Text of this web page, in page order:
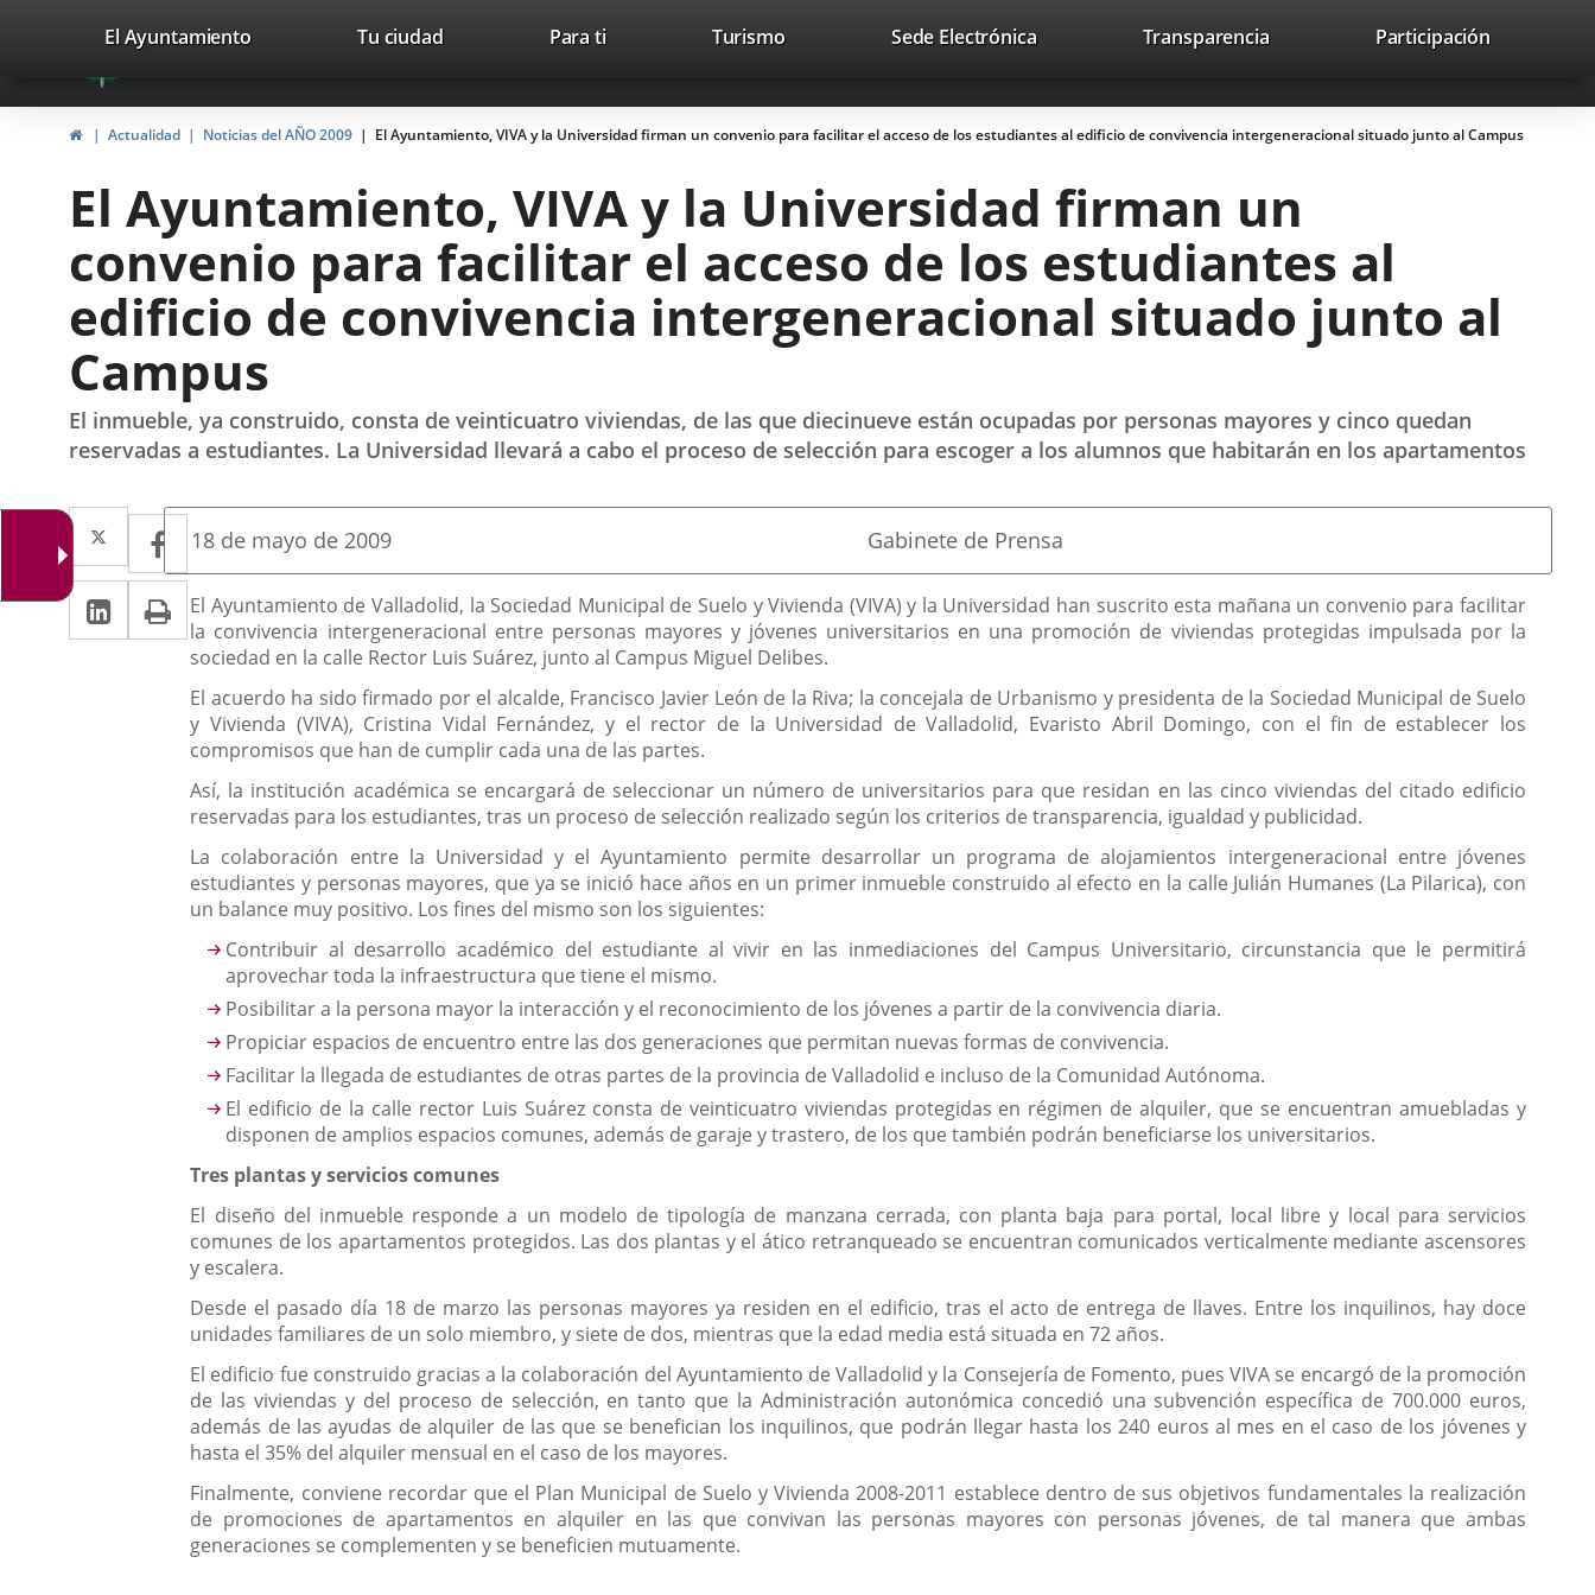
Portal
Web
del
Valladolid
avaTop Trabaja con nosotros Contacto avaHeaderSocial
Link
external
application.
Link
external
application.
Link
external
application.
Search
valladolid.es
El Ayuntamiento Tu ciudad Para ti TurismoThis
open
in
pop-
up
Sede ElectrónicaLink
application.
Transparencia Participación
HomeActualidad Noticias del AÑO 2009 El Ayuntamiento, VIVA y la Universidad firman un convenio para facilitar el acceso de los estudiantes al edificio de convivencia intergeneracional situado junto al Campus
El Ayuntamiento, VIVA y la Universidad firman un
convenio para facilitar el acceso de los estudiantes al
edificio de convivencia intergeneracional situado junto al
Campus
El inmueble, ya construido, consta de veinticuatro viviendas, de las que diecinueve están ocupadas por personas mayores y cinco quedan
reservadas a estudiantes. La Universidad llevará a cabo el proceso de selección para escoger a los alumnos que habitarán en los apartamentos
Twitter
Enlace
a
una
aplicación
externa.
Facebook
Enlace
a
una
aplicación
externa.
Linkedin
Enlace
a
aplicación
externa.
Print
Fecha
la
noticia
18 de mayo de 2009 Fuente
la
noticia
Gabinete de Prensa
Descripción
El Ayuntamiento de Valladolid, la Sociedad Municipal de Suelo y Vivienda (VIVA) y la Universidad han suscrito esta mañana un convenio para facilitar
la convivencia intergeneracional entre personas mayores y jóvenes universitarios en una promoción de viviendas protegidas impulsada por la
sociedad en la calle Rector Luis Suárez, junto al Campus Miguel Delibes.
El acuerdo ha sido firmado por el alcalde, Francisco Javier León de la Riva; la concejala de Urbanismo y presidenta de la Sociedad Municipal de Suelo
y Vivienda (VIVA), Cristina Vidal Fernández, y el rector de la Universidad de Valladolid, Evaristo Abril Domingo, con el fin de establecer los
compromisos que han de cumplir cada una de las partes.
Así, la institución académica se encargará de seleccionar un número de universitarios para que residan en las cinco viviendas del citado edificio
reservadas para los estudiantes, tras un proceso de selección realizado según los criterios de transparencia, igualdad y publicidad.
La colaboración entre la Universidad y el Ayuntamiento permite desarrollar un programa de alojamientos intergeneracional entre jóvenes
estudiantes y personas mayores, que ya se inició hace años en un primer inmueble construido al efecto en la calle Julián Humanes (La Pilarica), con
un balance muy positivo. Los fines del mismo son los siguientes:
Contribuir al desarrollo académico del estudiante al vivir en las inmediaciones del Campus Universitario, circunstancia que le permitirá
aprovechar toda la infraestructura que tiene el mismo.
Posibilitar a la persona mayor la interacción y el reconocimiento de los jóvenes a partir de la convivencia diaria.
Propiciar espacios de encuentro entre las dos generaciones que permitan nuevas formas de convivencia.
Facilitar la llegada de estudiantes de otras partes de la provincia de Valladolid e incluso de la Comunidad Autónoma.
El edificio de la calle rector Luis Suárez consta de veinticuatro viviendas protegidas en régimen de alquiler, que se encuentran amuebladas y
disponen de amplios espacios comunes, además de garaje y trastero, de los que también podrán beneficiarse los universitarios.
Tres plantas y servicios comunes
El diseño del inmueble responde a un modelo de tipología de manzana cerrada, con planta baja para portal, local libre y local para servicios
comunes de los apartamentos protegidos. Las dos plantas y el ático retranqueado se encuentran comunicados verticalmente mediante ascensores
y escalera.
Desde el pasado día 18 de marzo las personas mayores ya residen en el edificio, tras el acto de entrega de llaves. Entre los inquilinos, hay doce
unidades familiares de un solo miembro, y siete de dos, mientras que la edad media está situada en 72 años.
El edificio fue construido gracias a la colaboración del Ayuntamiento de Valladolid y la Consejería de Fomento, pues VIVA se encargó de la promoción
de las viviendas y del proceso de selección, en tanto que la Administración autonómica concedió una subvención específica de 700.000 euros,
además de las ayudas de alquiler de las que se benefician los inquilinos, que podrán llegar hasta los 240 euros al mes en el caso de los jóvenes y
hasta el 35% del alquiler mensual en el caso de los mayores.
Finalmente, conviene recordar que el Plan Municipal de Suelo y Vivienda 2008-2011 establece dentro de sus objetivos fundamentales la realización
de promociones de apartamentos en alquiler en las que convivan las personas mayores con personas jóvenes, de tal manera que ambas
generaciones se complementen y se beneficien mutuamente.